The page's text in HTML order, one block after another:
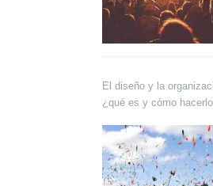
El diseño y la
¿qué es y cómo